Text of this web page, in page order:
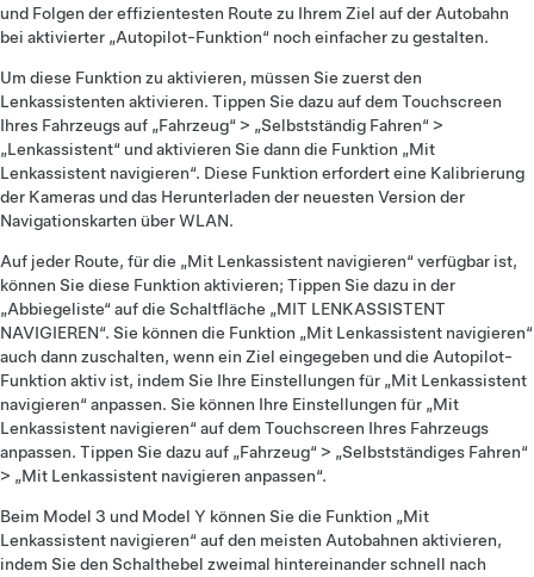
und Folgen der effizientesten Route zu Ihrem Ziel auf der Autobahn
bei aktivierter „Autopilot-Funktion“ noch einfacher zu gestalten.
Um diese Funktion zu aktivieren, müssen Sie zuerst den
Lenkassistenten aktivieren. Tippen Sie dazu auf dem Touchscreen
Ihres Fahrzeugs auf „Fahrzeug“ > „Selbstständig Fahren“ >
„Lenkassistent“ und aktivieren Sie dann die Funktion „Mit
Lenkassistent navigieren“. Diese Funktion erfordert eine Kalibrierung
der Kameras und das Herunterladen der neuesten Version der
Navigationskarten über WLAN.
Auf jeder Route, für die „Mit Lenkassistent navigieren“ verfügbar ist,
können Sie diese Funktion aktivieren; Tippen Sie dazu in der
„Abbiegeliste“ auf die Schaltfläche „MIT LENKASSISTENT
NAVIGIEREN“. Sie können die Funktion „Mit Lenkassistent navigieren“
auch dann zuschalten, wenn ein Ziel eingegeben und die Autopilot-
Funktion aktiv ist, indem Sie Ihre Einstellungen für „Mit Lenkassistent
navigieren“ anpassen. Sie können Ihre Einstellungen für „Mit
Lenkassistent navigieren“ auf dem Touchscreen Ihres Fahrzeugs
anpassen. Tippen Sie dazu auf „Fahrzeug“ > „Selbstständiges Fahren“
> „Mit Lenkassistent navigieren anpassen“.
Beim Model 3 und Model Y können Sie die Funktion „Mit
Lenkassistent navigieren“ auf den meisten Autobahnen aktivieren,
indem Sie den Schalthebel zweimal hintereinander schnell nach